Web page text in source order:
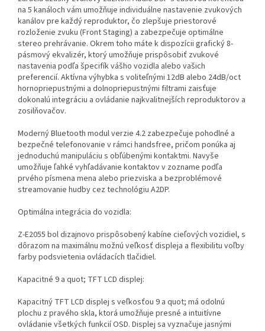
na 5 kanáloch vám umožňuje individuálne nastavenie zvukových
kanálov pre každý reproduktor, čo zlepšuje priestorové
rozloženie zvuku (Front Staging) a zabezpečuje optimálne
stereo prehrávanie. Okrem toho máte k dispozícii grafický 8-
pásmový ekvalizér, ktorý umožňuje prispôsobiť zvukové
nastavenia podľa špecifík vášho vozidla alebo vašich
preferencií. Aktívna výhybka s voliteľnými 12dB alebo 24dB/oct
hornopriepustnými a dolnopriepustnými filtrami zaisťuje
dokonalú integráciu a ovládanie najkvalitnejších reproduktorov a
zosilňovačov.
Moderný Bluetooth modul verzie 4.2 zabezpečuje pohodlné a
bezpečné telefonovanie v rámci handsfree, pričom ponúka aj
jednoduchú manipuláciu s obľúbenými kontaktmi. Navyše
umožňuje ľahké vyhľadávanie kontaktov v zozname podľa
prvého písmena mena alebo priezviska a bezproblémové
streamovanie hudby cez technológiu A2DP.
Optimálna integrácia do vozidla:
Z-E2055 bol dizajnovo prispôsobený kabíne cieľových vozidiel, s
dôrazom na maximálnu možnú veľkosť displeja a flexibilitu voľby
farby podsvietenia ovládacích tlačidiel.
Kapacitné 9 a quot; TFT LCD displej:
Kapacitný TFT LCD displej s veľkosťou 9 a quot; má odolnú
plochu z pravého skla, ktorá umožňuje presné a intuitívne
ovládanie všetkých funkcií OSD. Displej sa vyznačuje jasnými